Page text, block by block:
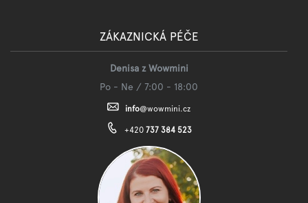
ZÁKAZNICKÁ PÉČE
Denisa z Wowmini
Po - Ne / 7:00 - 18:00
info@wowmini.cz
+420 737 384 523